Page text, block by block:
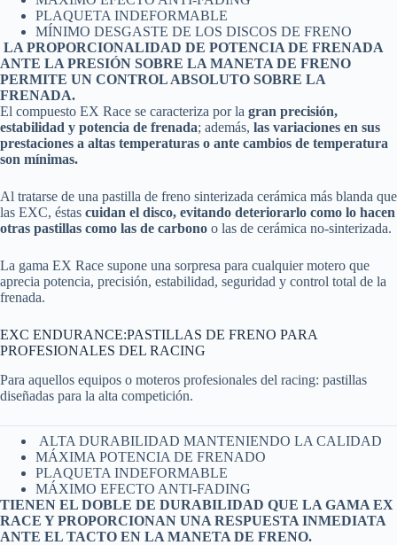
PLAQUETA INDEFORMABLE
MÍNIMO DESGASTE DE LOS DISCOS DE FRENO
LA PROPORCIONALIDAD DE POTENCIA DE FRENADA
ANTE LA PRESIÓN SOBRE LA MANETA DE FRENO
PERMITE UN CONTROL ABSOLUTO SOBRE LA
FRENADA.
El compuesto EX Race se caracteriza por la gran precisión,
estabilidad y potencia de frenada; además, las variaciones en sus
prestaciones a altas temperaturas o ante cambios de temperatura
son mínimas.
Al tratarse de una pastilla de freno sinterizada cerámica más blanda que
las EXC, éstas cuidan el disco, evitando deteriorarlo como lo hacen
otras pastillas como las de carbono o las de cerámica no-sinterizada.
La gama EX Race supone una sorpresa para cualquier motero que
aprecia potencia, precisión, estabilidad, seguridad y control total de la
frenada.
EXC ENDURANCE:PASTILLAS DE FRENO PARA
PROFESIONALES DEL RACING
Para aquellos equipos o moteros profesionales del racing: pastillas
diseñadas para la alta competición.
ALTA DURABILIDAD MANTENIENDO LA CALIDAD
MÁXIMA POTENCIA DE FRENADO
PLAQUETA INDEFORMABLE
MÁXIMO EFECTO ANTI-FADING
TIENEN EL DOBLE DE DURABILIDAD QUE LA GAMA EX
RACE Y PROPORCIONAN UNA RESPUESTA INMEDIATA
ANTE EL TACTO EN LA MANETA DE FRENO.